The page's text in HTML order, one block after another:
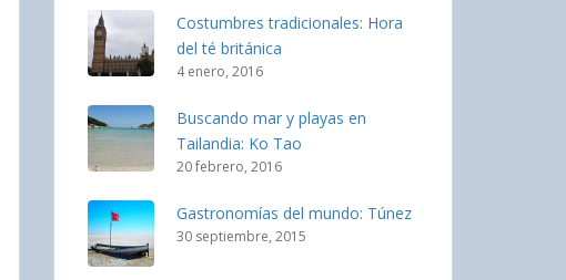
Costumbres tradicionales: Hora
del té británica
4 enero, 2016
Buscando mar y playas en
Tailandia: Ko Tao
20 febrero, 2016
Gastronomías del mundo: Túnez
30 septiembre, 2015